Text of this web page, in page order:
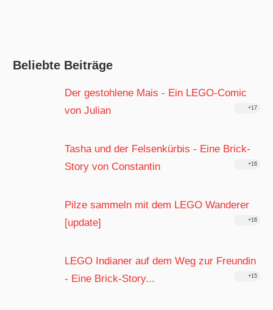
Beliebte Beiträge
Der gestohlene Mais - Ein LEGO-Comic
von Julian
+17
Tasha und der Felsenkürbis - Eine Brick-
Story von Constantin
+16
Pilze sammeln mit dem LEGO Wanderer
[update]
+16
LEGO Indianer auf dem Weg zur Freundin
- Eine Brick-Story...
+15